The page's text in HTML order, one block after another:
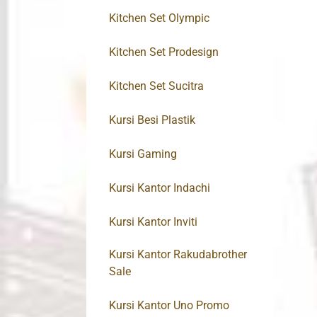
Kitchen Set Olympic
Kitchen Set Prodesign
Kitchen Set Sucitra
Kursi Besi Plastik
Kursi Gaming
Kursi Kantor Indachi
Kursi Kantor Inviti
Kursi Kantor Rakudabrother
Sale
Kursi Kantor Uno Promo